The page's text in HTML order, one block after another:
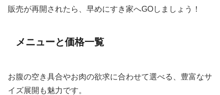
販売が再開されたら、早めにすき家へGOしましょう！
メニューと価格一覧
お腹の空き具合やお肉の欲求に合わせて選べる、豊富なサ
イズ展開も魅力です。